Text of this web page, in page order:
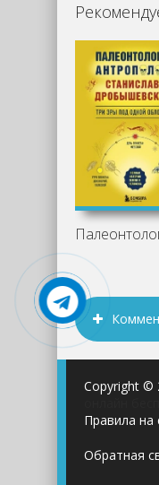
Copyright ©
Правила на
Обратная